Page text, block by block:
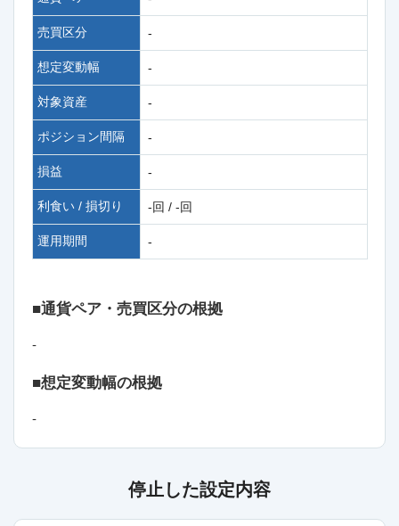
売買区分 -
想定変動幅 -
対象資産 -
ポジション間隔 -
損益 -
利食い / 損切り -回 / -回
運用期間 -
■通貨ペア・売買区分の根拠
-
■想定変動幅の根拠
-
停止した設定内容